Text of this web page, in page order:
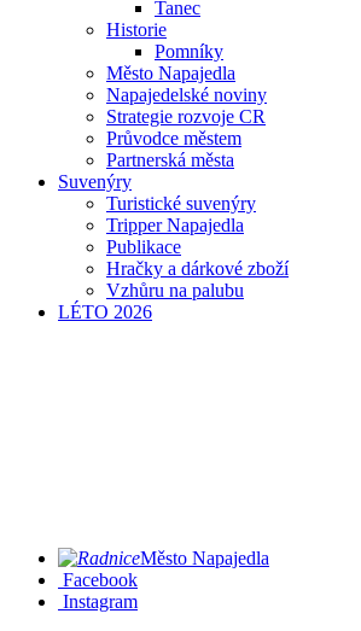
Tanec
Historie
Pomníky
Město Napajedla
Napajedelské noviny
Strategie rozvoje CR
Průvodce městem
Partnerská města
Suvenýry
Turistické suvenýry
Tripper Napajedla
Publikace
Hračky a dárkové zboží
Vzhůru na palubu
LÉTO 2026
Město Napajedla
Facebook
Instagram